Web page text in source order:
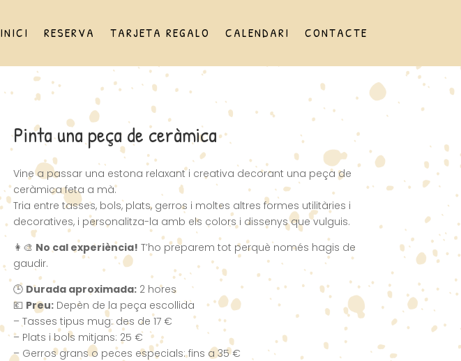
INICI RESERVA TARJETA REGALO CALENDARI CONTACTE
Pinta una peça de ceràmica
Vine a passar una estona relaxant i creativa decorant una peça de
ceràmica feta a mà.
Tria entre tasses, bols, plats, gerros i moltes altres formes utilitàries i
decoratives, i personalitza-la amb els colors i dissenys que vulguis.
👩‍🎨 No cal experiència! T’ho preparem tot perquè només hagis de
gaudir.
🕒 Durada aproximada:2 hores
💶 Preu:Depèn de la peça escollida
– Tasses tipus mug: des de 17 €
– Plats i bols mitjans: 25 €
– Gerros grans o peces especials: fins a 35 €